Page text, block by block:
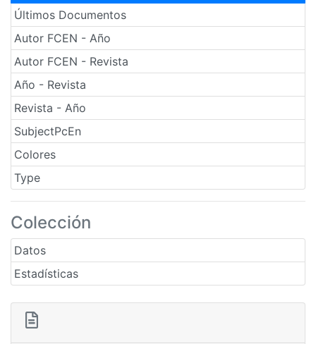
Últimos Documentos
Autor FCEN - Año
Autor FCEN - Revista
Año - Revista
Revista - Año
SubjectPcEn
Colores
Type
Colección
Datos
Estadísticas